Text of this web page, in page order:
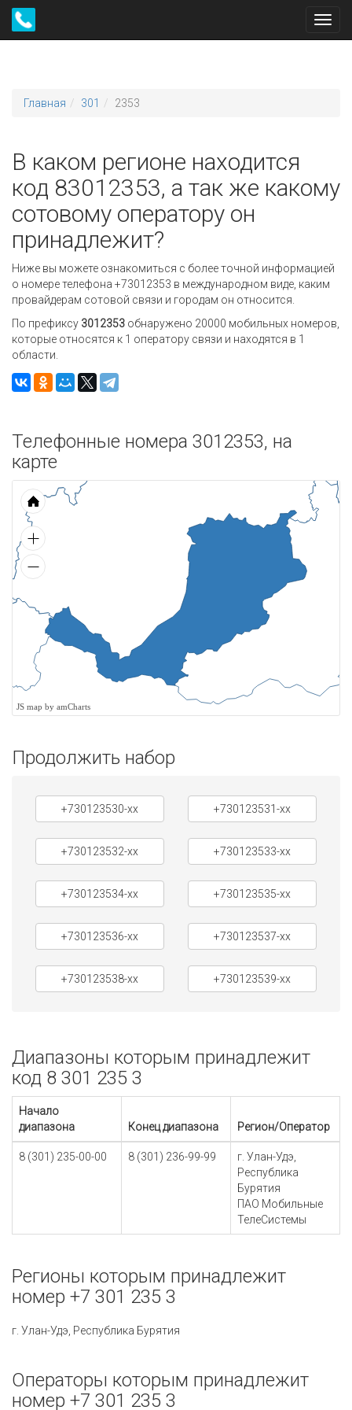
Главная 301 2353
В каком регионе находится
код 83012353, а так же какому
сотовому оператору он
принадлежит?
Ниже вы можете ознакомиться с более точной информацией
о номере телефона +73012353 в международном виде, каким
провайдерам сотовой связи и городам он относится.
По префиксу 3012353 обнаружено 20000 мобильных номеров,
которые относятся к 1 оператору связи и находятся в 1
области.
Телефонные номера 3012353, на
карте
JS map by amCharts
Продолжить набор
+730123530-xx +730123531-xx
+730123532-xx +730123533-xx
+730123534-xx +730123535-xx
+730123536-xx +730123537-xx
+730123538-xx +730123539-xx
Диапазоны которым принадлежит
код 8 301 235 3
Начало
диапазона
Конец диапазона Регион/Оператор
8 (301) 235-00-00 8 (301) 236-99-99
г. Улан-Удэ,
Республика
Бурятия
ПАО Мобильные
ТелеСистемы
Регионы которым принадлежит
номер +7 301 235 3
г. Улан-Удэ, Республика Бурятия
Операторы которым принадлежит
номер +7 301 235 3